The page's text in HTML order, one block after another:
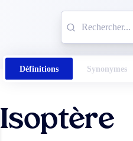
Définitions Synonymes
Isoptère